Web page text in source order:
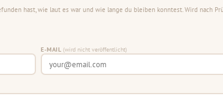
hast, wie laut es war und wie lange du bleiben konntest. Wird nach
E-MAIL(wird nicht veröffentlicht)